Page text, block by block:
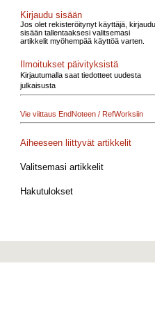
Kirjaudu sisään
Jos olet rekisteröitynyt käyttäjä, kirjaudu
sisään tallentaaksesi valitsemasi
artikkelit myöhempää käyttöä varten.
Ilmoitukset päivityksistä
Kirjautumalla saat tiedotteet uudesta
julkaisusta
Vie viittaus EndNoteen / RefWorksiin
Aiheeseen liittyvät artikkelit
Valitsemasi artikkelit
Hakutulokset